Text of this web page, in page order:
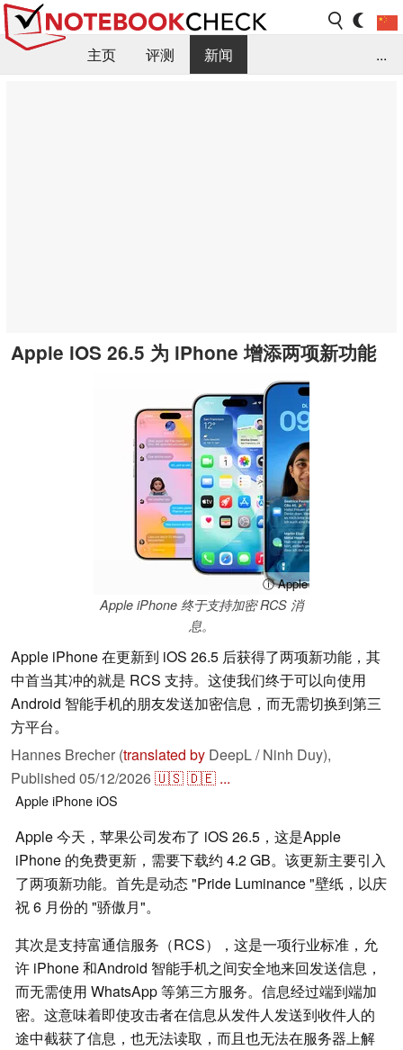
主页 评测
新闻
...
Apple iOS 26.5 为 iPhone 增添两项新功能
ⓘ Apple
Apple iPhone 终于支持加密 RCS 消
息。
Apple iPhone 在更新到 iOS 26.5 后获得了两项新功能，其
中首当其冲的就是 RCS 支持。这使我们终于可以向使用
Android 智能手机的朋友发送加密信息，而无需切换到第三
方平台。
Hannes Brecher (translated by DeepL / Ninh Duy),
Published 05/12/2026🇺🇸🇩🇪 ...
AppleiPhoneiOS
Apple 今天，苹果公司发布了 iOS 26.5，这是Apple
iPhone 的免费更新，需要下载约 4.2 GB。该更新主要引入
了两项新功能。首先是动态 "Pride Luminance "壁纸，以庆
祝 6 月份的 "骄傲月"。
其次是支持富通信服务（RCS），这是一项行业标准，允
许 iPhone 和Android 智能手机之间安全地来回发送信息，
而无需使用 WhatsApp 等第三方服务。信息经过端到端加
密。这意味着即使攻击者在信息从发件人发送到收件人的
途中截获了信息，也无法读取，而且也无法在服务器上解